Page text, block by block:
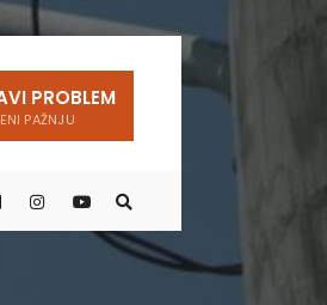
PROBLEM
PAŽNJU